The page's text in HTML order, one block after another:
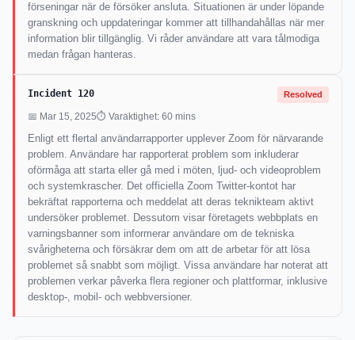
förseningar när de försöker ansluta. Situationen är under löpande
granskning och uppdateringar kommer att tillhandahållas när mer
information blir tillgänglig. Vi råder användare att vara tålmodiga
medan frågan hanteras.
Incident 120 Resolved
📅 Mar 15, 2025⏱ Varaktighet: 60 mins
Enligt ett flertal användarrapporter upplever Zoom för närvarande
problem. Användare har rapporterat problem som inkluderar
oförmåga att starta eller gå med i möten, ljud- och videoproblem
och systemkrascher. Det officiella Zoom Twitter-kontot har
bekräftat rapporterna och meddelat att deras teknikteam aktivt
undersöker problemet. Dessutom visar företagets webbplats en
varningsbanner som informerar användare om de tekniska
svårigheterna och försäkrar dem om att de arbetar för att lösa
problemet så snabbt som möjligt. Vissa användare har noterat att
problemen verkar påverka flera regioner och plattformar, inklusive
desktop-, mobil- och webbversioner.